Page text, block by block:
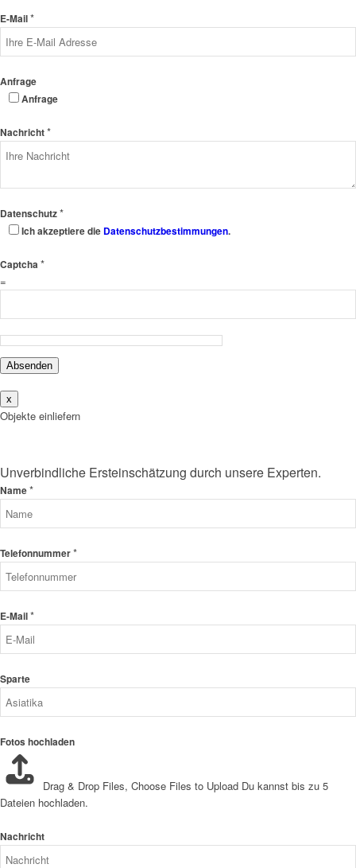
E-Mail*
Anfrage
Anfrage
Nachricht*
Datenschutz*
Ich akzeptiere die Datenschutzbestimmungen.
Captcha *
=
Absenden
x
Objekte einliefern
Unverbindliche Ersteinschätzung durch unsere Experten.
Name*
Telefonnummer*
E-Mail*
Sparte
Fotos hochladen
Drag & Drop Files, Choose Files to Upload Du kannst bis zu 5
Dateien hochladen.
Nachricht